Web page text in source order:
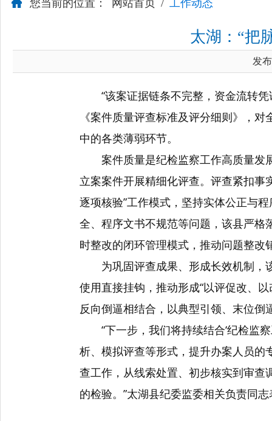
您当前的位置： 网站首页 / 工作动态
太湖：“把
发
“该案证据链条不完整，资金流转
《案件质量评查标准及评分细则》，
中的各类薄弱环节。
案件质量是纪检监察工作高质量发
立案案件开展精细化评查。评查紧扣事
逐项核验”工作模式，坚持实体公正与
全、程序文书不规范等问题，该县严格
时整改的闭环管理模式，推动问题整
为巩固评查成果、形成长效机制
使用直接挂钩，推动形成“以评促改、
反向倒逼相结合，以典型引领、末位
“下一步，我们将持续结合‘纪检监
析、模拟评查等形式，提升办案人员
查工作，从线索处置、初步核实到审
的检验。”太湖县纪委监委相关负责同